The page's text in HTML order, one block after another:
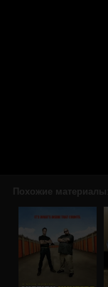
Похожие материалы